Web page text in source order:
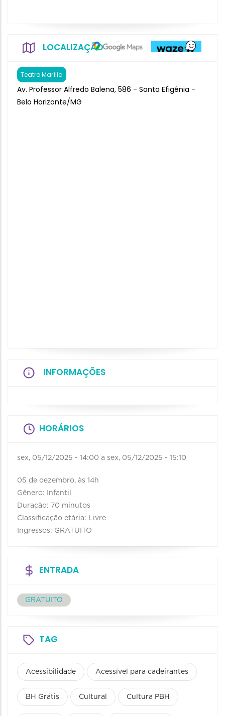
LOCALIZAÇÃO
Teatro Marília
Av. Professor Alfredo Balena, 586 - Santa Efigênia -
Belo Horizonte/MG
INFORMAÇÕES
HORÁRIOS
sex, 05/12/2025 - 14:00 a sex, 05/12/2025 - 15:10
05 de dezembro, às 14h
Gênero: Infantil
Duração: 70 minutos
Classificação etária: Livre
Ingressos: GRATUITO
ENTRADA
GRATUITO
TAG
Acessibilidade Acessível para cadeirantes
BH Grátis Cultural Cultura PBH